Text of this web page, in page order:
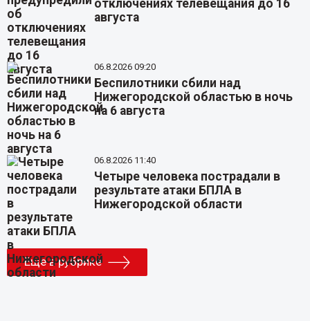
отключениях телевещания до 16
августа
06.8.2026 09:20
Беспилотники сбили над
Нижегородской областью в ночь
на 6 августа
06.8.2026 11:40
Четыре человека пострадали в
результате атаки БПЛА в
Нижегородской области
Еще в рубрике